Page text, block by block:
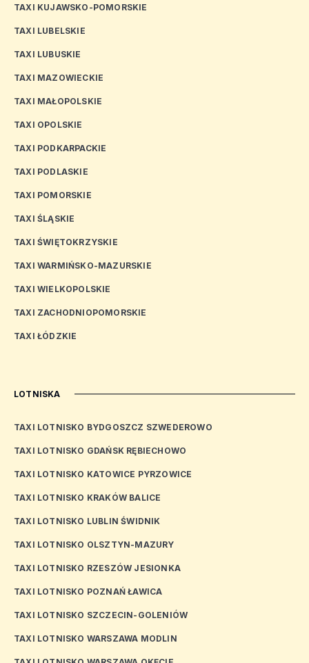
TAXI KUJAWSKO-POMORSKIE
TAXI LUBELSKIE
TAXI LUBUSKIE
TAXI MAZOWIECKIE
TAXI MAŁOPOLSKIE
TAXI OPOLSKIE
TAXI PODKARPACKIE
TAXI PODLASKIE
TAXI POMORSKIE
TAXI ŚLĄSKIE
TAXI ŚWIĘTOKRZYSKIE
TAXI WARMIŃSKO-MAZURSKIE
TAXI WIELKOPOLSKIE
TAXI ZACHODNIOPOMORSKIE
TAXI ŁÓDZKIE
LOTNISKA
TAXI LOTNISKO BYDGOSZCZ SZWEDEROWO
TAXI LOTNISKO GDAŃSK RĘBIECHOWO
TAXI LOTNISKO KATOWICE PYRZOWICE
TAXI LOTNISKO KRAKÓW BALICE
TAXI LOTNISKO LUBLIN ŚWIDNIK
TAXI LOTNISKO OLSZTYN-MAZURY
TAXI LOTNISKO RZESZÓW JESIONKA
TAXI LOTNISKO POZNAŃ ŁAWICA
TAXI LOTNISKO SZCZECIN-GOLENIÓW
TAXI LOTNISKO WARSZAWA MODLIN